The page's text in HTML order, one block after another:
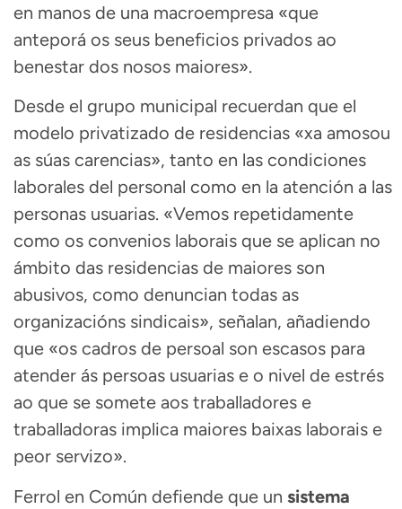
en manos de una macroempresa «que
anteporá os seus beneficios privados ao
benestar dos nosos maiores».
Desde el grupo municipal recuerdan que el
modelo privatizado de residencias «xa amosou
as súas carencias», tanto en las condiciones
laborales del personal como en la atención a las
personas usuarias. «Vemos repetidamente
como os convenios laborais que se aplican no
ámbito das residencias de maiores son
abusivos, como denuncian todas as
organizacións sindicais», señalan, añadiendo
que «os cadros de persoal son escasos para
atender ás persoas usuarias e o nivel de estrés
ao que se somete aos traballadores e
traballadoras implica maiores baixas laborais e
peor servizo».
Ferrol en Común defiende que un sistema